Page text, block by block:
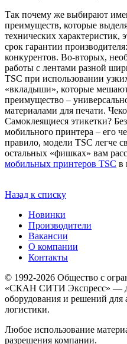
Так почему же выбирают
преимуществ, которые
технических
срок гарантии
конкурентов. Во-вторых,
работы с лентами разной
TSC при использовании
«вкладыши», которые
преимущество –
материалами для печати.
Самоклеящиеся этикетки?
мобильного принтера – его
правило, модели TSC легче
остальных «фишках» вам
мобильных принтеров TSC в
Назад к списку
Новинки
Производители
Вакансии
О компании
Контакты
© 1992-2026 Общество с
«СКАН СИТИ Экспресс» —
оборудования и решений для
логистики.
Любое использование
разрешения компании.